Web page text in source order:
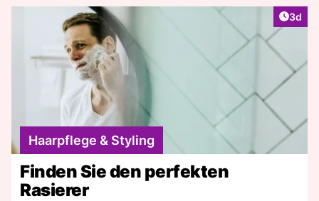
3d
Haarpflege & Styling
Finden Sie den perfekten
Rasierer